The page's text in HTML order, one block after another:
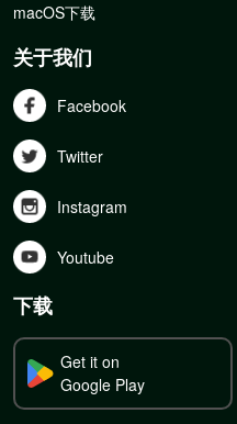
macOS下载
关于我们
Facebook
Twitter
Instagram
Youtube
下载
Get it on
Google Play